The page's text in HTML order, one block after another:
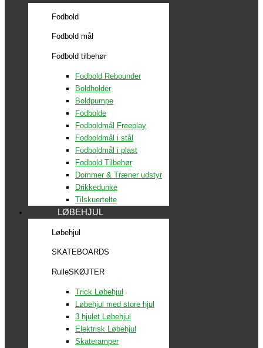
Fodbold
Fodbold mål
Fodbold tilbehør
Fodbold Rebounder
Boldholder
Boldpumpe
Fodbolde
Fodboldmål Freeplay
Fodboldmål i stål
Fodboldmål i plast
Fodbold Tilbehør
Dommer & Træner udstyr
Drikkedunke
Tilskuertelte
LØBEHJUL
Løbehjul
SKATEBOARDS
RulleSKØJTER
Trick Løbehjul
Løbehjul med store hjul
3 hjulet Løbehjul
Elektrisk Løbehjul
Skateramper